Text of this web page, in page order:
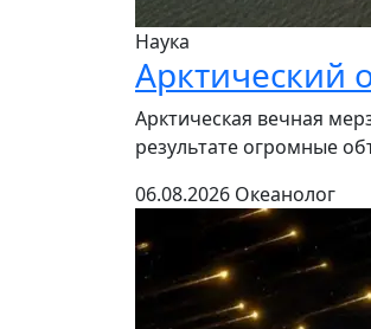
Наука
Арктический
Арктическая вечная
результате огромные
06.08.2026 Океанолог